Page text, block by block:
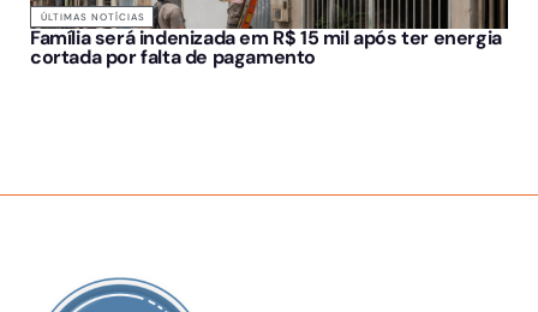
ÚLTIMAS NOTÍCIAS
Família será indenizada em R$ 15 mil após ter energia
cortada por falta de pagamento